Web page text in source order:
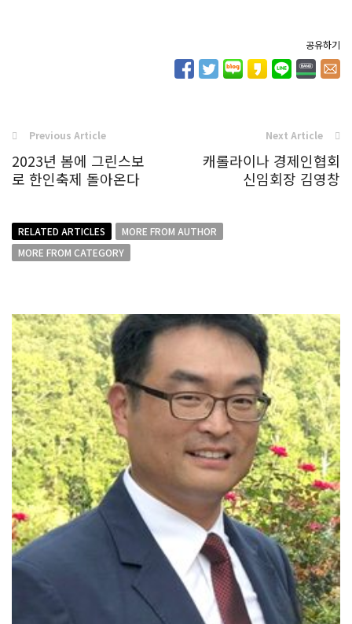
공유하기
Previous Article
2023년 봄에 그린스보
로 한인축제 돌아온다
Next Article
캐롤라이나 경제인협회
신임회장 김영창
RELATED ARTICLES
MORE FROM AUTHOR
MORE FROM CATEGORY